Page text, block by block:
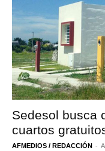
Sedesol busca
cuartos
AFMEDIOS / REDACCIÓN -